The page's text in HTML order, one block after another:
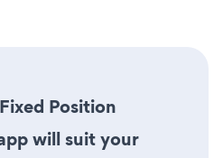
Position
will suit your